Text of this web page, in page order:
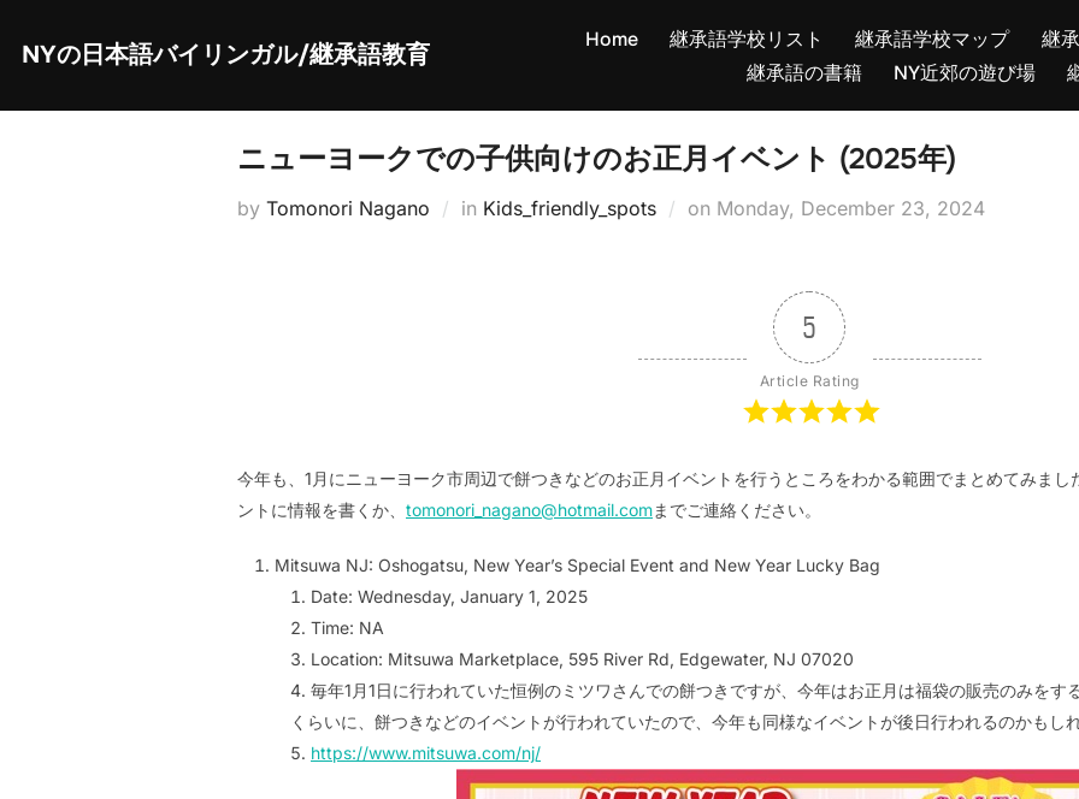
content
NYの日本語バイリンガル/継承語教育
Home 継承語学校リスト 継承語学校マップ 継
継承語の書籍
NY近郊の遊び場
ニューヨークでの子供向けのお正月イベント (2025年)
by Tomonori Nagano in Kids_friendly_spots on Posted
Monday, December 23, 2024
5
Article Rating
今年も、1月にニューヨーク市周辺で餅つきなどのお正月イベントを行うところをわかる範囲でまとめてみま
ントに情報を書くか、 tomonori_nagano@hotmail.comまでご連絡ください。
Mitsuwa NJ: Oshogatsu, New Year’s Special Event and New Year Lucky Bag
Date: Wednesday, January 1, 2025
Time: NA
Location: Mitsuwa Marketplace, 595 River Rd, Edgewater, NJ 07020
毎年1月1日に行われていた恒例のミツワさんでの餅つきですが、今年はお正月は福袋の販売のみをす
くらいに、餅つきなどのイベントが行われていたので、今年も同様なイベントが後日行われるのかもしれ
https://www.mitsuwa.com/nj/